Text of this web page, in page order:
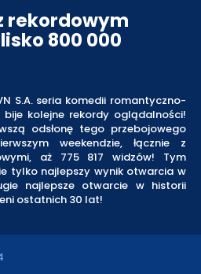
rekordowym
800 000
S.A. seria komedii romantyczno-
kolejne rekordy oglądalności!
odsłonę tego przebojowego
weekendzie, łącznie z
aż 775 817 widzów! Tym
tylko najlepszy wynik otwarcia w
najlepsze otwarcie w historii
ostatnich 30 lat!